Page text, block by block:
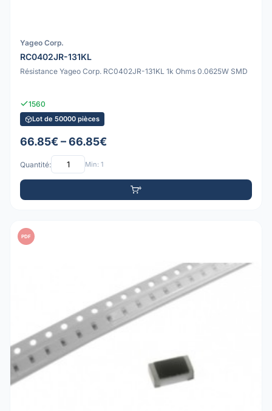
Yageo Corp.
RC0402JR-131KL
Résistance Yageo Corp. RC0402JR-131KL 1k Ohms 0.0625W SMD
1560
Lot de 50000 pièces
66.85€ – 66.85€
Quantité: Min: 1
PDF